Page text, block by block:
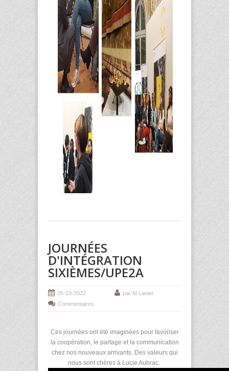
JOURNÉES
D'INTÉGRATION
SIXIÈMES/UPE2A
05-10-2022
par M Lanier
Commentaires
Ces journées ont été imaginées pour favoriser
la coopération, le partage et la communication
chez nos nouveaux arrivants. Des valeurs qui
nous sont chères à Lucie Aubrac.